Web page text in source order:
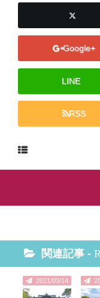
Google+
LINE
RSS
関連記事 -
2021/03/14